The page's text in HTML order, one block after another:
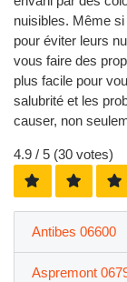
nuisibles. Même
pour éviter leurs
vous faire des
plus facile pour
salubrité et les
causer, non
4.9 / 5 (30 votes)
Antibes 06600
Aspremont